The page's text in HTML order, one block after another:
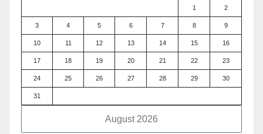
August 2026
1 2
3 4 5 6 7 8 9
10 11 12 13 14 15 16
17 18 19 20 21 22 23
24 25 26 27 28 29 30
31